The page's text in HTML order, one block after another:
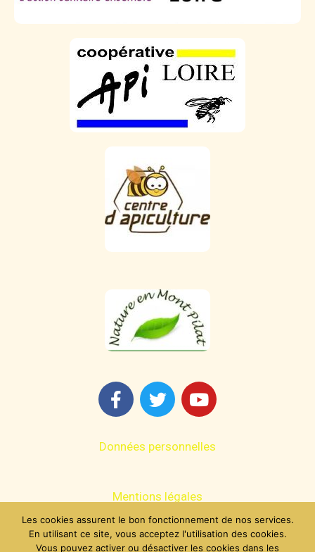
Données personnelles
Mentions légales
Contact
Les cookies assurent le bon fonctionnement de nos services.
En utilisant ce site, vous acceptez l'utilisation des cookies.
Vous pouvez activer ou désactiver les cookies dans les